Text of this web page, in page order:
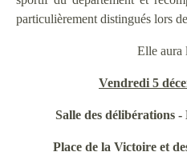
particulièrement distingués lors
Elle aura
Vendredi 5
Salle des délibérations
Place de la Victoire et